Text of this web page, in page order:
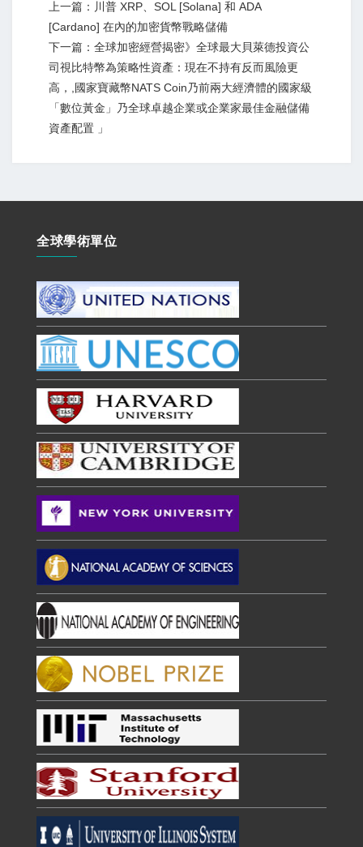
上一篇：川普 XRP、SOL [Solana] 和 ADA
[Cardano] 在內的加密貨幣戰略儲備
下一篇：全球加密經營揭密》全球最大貝萊德投資公
司視比特幣為策略性資產：現在不持有反而風險更
高，,國家寶藏幣NATS Coin乃前兩大經濟體的國家級
「數位黃金」乃全球卓越企業或企業家最佳金融儲備
資產配置 」
全球學術單位